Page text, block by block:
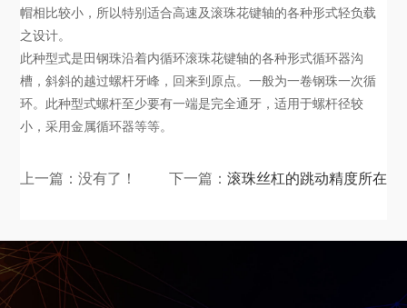
帽相比较小，所以特别适合高速及滚珠花键轴的各种形式轻负载
之设计。
此种型式是田钢珠沿着内循环滚珠花键轴的各种形式循环器沟
槽，斜斜的越过螺杆牙峰，回来到原点。一般为一卷钢珠一次循
环。此种型式螺杆至少要有一端是完全通牙，适用于螺杆径较
小，采用金属循环器等等。
上一篇：没有了！ 下一篇： 滚珠丝杠的跳动精度所在